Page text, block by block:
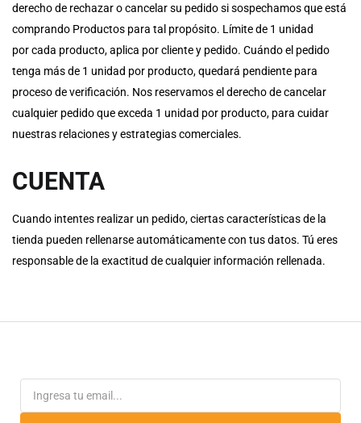
derecho de rechazar o cancelar su pedido si sospechamos que está
comprando Productos para tal propósito. Límite de 1 unidad
por cada producto, aplica por cliente y pedido. Cuándo el pedido
tenga más de 1 unidad por producto, quedará pendiente para
proceso de verificación. Nos reservamos el derecho de cancelar
cualquier pedido que exceda 1 unidad por producto, para cuidar
nuestras relaciones y estrategias comerciales.
CUENTA
Cuando intentes realizar un pedido, ciertas características de la
tienda pueden rellenarse automáticamente con tus datos. Tú eres
responsable de la exactitud de cualquier información rellenada.